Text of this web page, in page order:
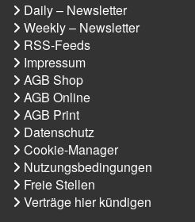
Daily – Newsletter
Weekly – Newsletter
RSS-Feeds
Impressum
AGB Shop
AGB Online
AGB Print
Datenschutz
Cookie-Manager
Nutzungsbedingungen
Freie Stellen
Verträge hier kündigen